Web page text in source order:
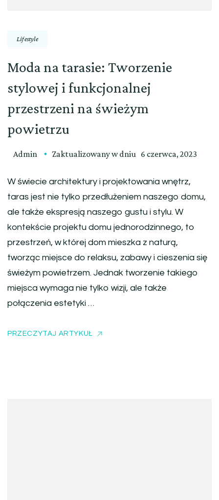
Lifestyle
Moda na tarasie: Tworzenie
stylowej i funkcjonalnej
przestrzeni na świeżym
powietrzu
Admin Zaktualizowany w dniu 6 czerwca, 2023
W świecie architektury i projektowania wnętrz,
taras jest nie tylko przedłużeniem naszego domu,
ale także ekspresją naszego gustu i stylu. W
kontekście projektu domu jednorodzinnego, to
przestrzeń, w której dom mieszka z naturą,
tworząc miejsce do relaksu, zabawy i cieszenia się
świeżym powietrzem. Jednak tworzenie takiego
miejsca wymaga nie tylko wizji, ale także
połączenia estetyki …
PRZECZYTAJ ARTYKUŁ